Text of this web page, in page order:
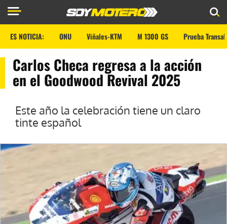
ES NOTICIA: ONU Viñales-KTM M 1300 GS Prueba
Carlos Checa regresa a la acción
en el Goodwood Revival 2025
Este año la celebración tiene un claro
tinte español